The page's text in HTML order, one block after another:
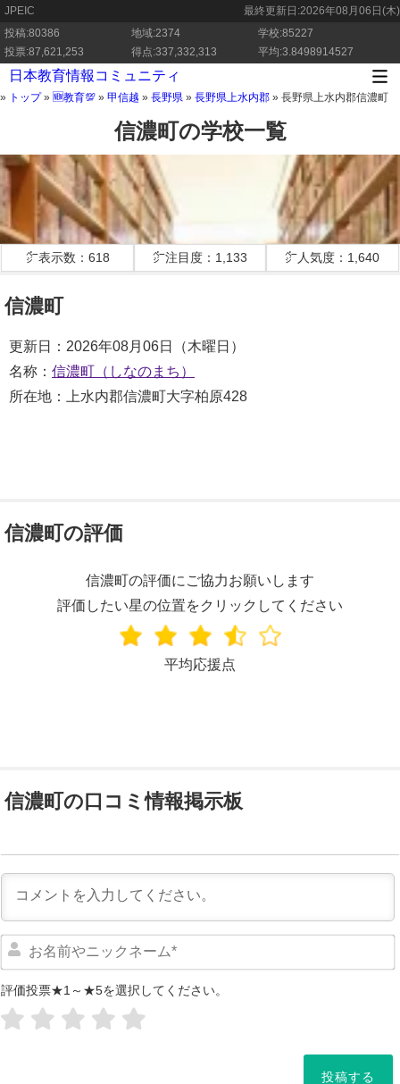
JPEIC 最終更新日:2026年08月06日(木)
投稿:80386
地域:2374
学校:85227
投票:87,621,253
得点:337,332,313 平均:3.8498914527
日本教育情報コミュニティ
» トップ» 🆕教育💯 » 甲信越 » 長野県 » 長野県上水内郡 » 長野県上水内郡信濃町
信濃町の学校一覧
㌻表示数：618 ㌻注目度：1,133 ㌻人気度：1,640
信濃町
更新日：2026年08月06日（木曜日）
名称： 信濃町（しなのまち）
所在地：上水内郡信濃町大字柏原428
信濃町の評価
信濃町の評価にご協力お願いします
評価したい星の位置をクリックしてください
平均応援点
信濃町の口コミ情報掲示板
評価投票★1～★5を選択してください。